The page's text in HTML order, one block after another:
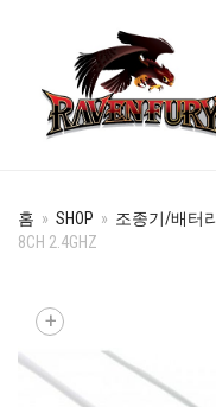
홈 » SHOP » 조종기/배터
8CH 2.4GHZ
+